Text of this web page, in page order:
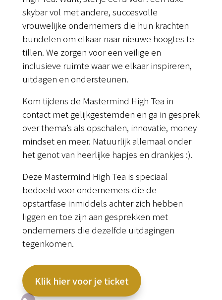
skybar vol met andere, succesvolle
vrouwelijke ondernemers die hun krachten
bundelen om elkaar naar nieuwe hoogtes te
tillen. We zorgen voor een veilige en
inclusieve ruimte waar we elkaar inspireren,
uitdagen en ondersteunen.
Kom tijdens de Mastermind High Tea in
contact met gelijkgestemden en ga in gesprek
over thema’s als opschalen, innovatie, money
mindset en meer. Natuurlijk allemaal onder
het genot van heerlijke hapjes en drankjes :).
Deze Mastermind High Tea is speciaal
bedoeld voor ondernemers die de
opstartfase inmiddels achter zich hebben
liggen en toe zijn aan gesprekken met
ondernemers die dezelfde uitdagingen
tegenkomen.
Klik hier voor je ticket